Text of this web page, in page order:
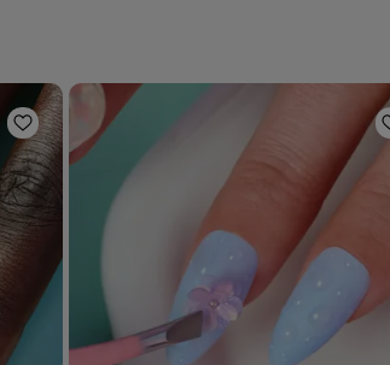
Añadir a la lista de deseos